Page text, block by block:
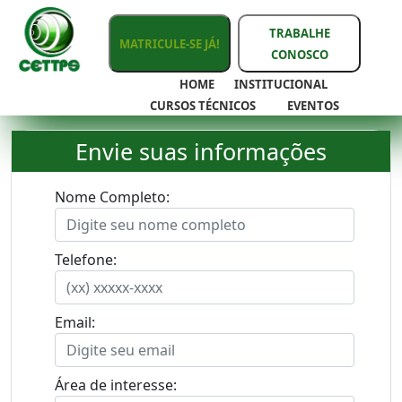
MATRICULE-SE JÁ!
TRABALHE
CONOSCO
HOME
INSTITUCIONAL
CURSOS TÉCNICOS
EVENTOS
Envie suas informações
Nome Completo:
Telefone:
Email:
Área de interesse: